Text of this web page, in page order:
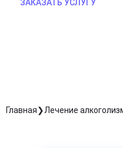
ЗАКАЗАТЬ УСЛУГУ
Главная Лечение